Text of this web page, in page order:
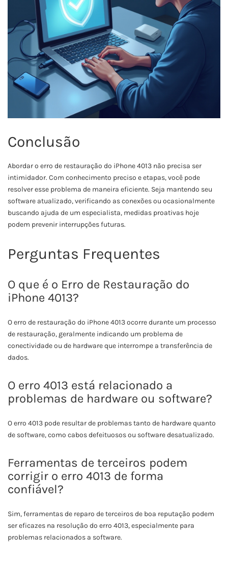
Conclusão
Abordar o erro de restauração do iPhone 4013 não precisa ser
intimidador. Com conhecimento preciso e etapas, você pode
resolver esse problema de maneira eficiente. Seja mantendo seu
software atualizado, verificando as conexões ou ocasionalmente
buscando ajuda de um especialista, medidas proativas hoje
podem prevenir interrupções futuras.
Perguntas Frequentes
O que é o Erro de Restauração do
iPhone 4013?
O erro de restauração do iPhone 4013 ocorre durante um processo
de restauração, geralmente indicando um problema de
conectividade ou de hardware que interrompe a transferência de
dados.
O erro 4013 está relacionado a
problemas de hardware ou software?
O erro 4013 pode resultar de problemas tanto de hardware quanto
de software, como cabos defeituosos ou software desatualizado.
Ferramentas de terceiros podem
corrigir o erro 4013 de forma
confiável?
Sim, ferramentas de reparo de terceiros de boa reputação podem
ser eficazes na resolução do erro 4013, especialmente para
problemas relacionados a software.